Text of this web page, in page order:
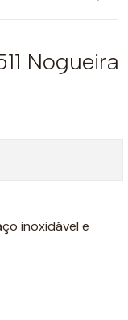
Nogueira
inoxidável e